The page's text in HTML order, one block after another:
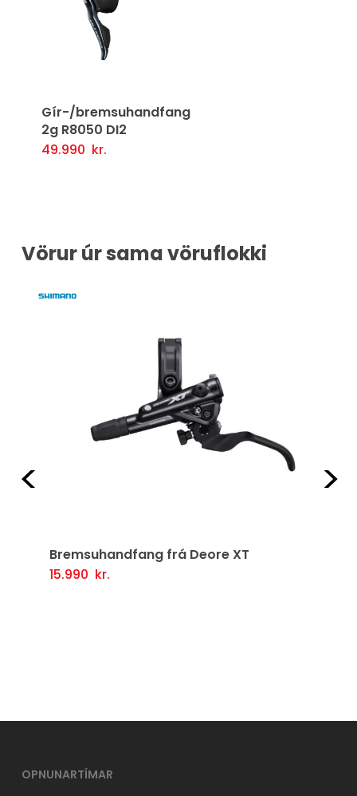
Gír-/bremsuhandfang
2g R8050 DI2
49.990 kr.
Setja Í Körfu
Vörur úr sama vöruflokki
Bremsuhandfang frá Deore XT
15.990kr.
Setja Í Körfu
OPNUNARTÍMAR